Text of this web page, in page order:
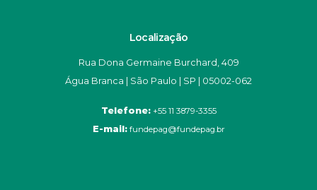
Localização
Rua Dona Germaine Burchard, 409
Água Branca | São Paulo | SP | 05002-062
Telefone:+55 11 3879-3355
E-mail:fundepag@fundepag.br